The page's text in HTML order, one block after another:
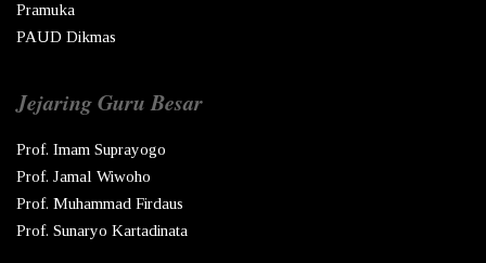
Pramuka
PAUD Dikmas
Jejaring Guru Besar
Prof. Imam Suprayogo
Prof. Jamal Wiwoho
Prof. Muhammad Firdaus
Prof. Sunaryo Kartadinata